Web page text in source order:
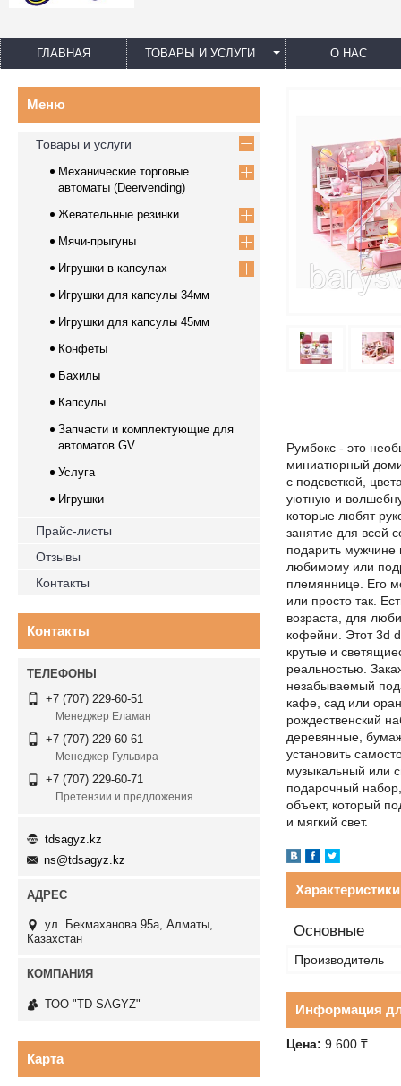
ГЛАВНАЯ ТОВАРЫ И УСЛУГИ О НАС
Румбокс - это
миниатюрный
с подсветкой,
уютную и
которые любят
занятие для всей
подарить
любимому или
племяннице. Его
или просто так.
возраста, для
кофейни. Этот 3d
крутые и
реальностью.
незабываемый
кафе, сад или
рождественский
деревянные,
установить
музыкальный или
подарочный
объект, который
и мягкий свет.
Характеристики
Основные
Производитель
Информация
Цена: 9 600 ₸
Товары и услуги
Механические торговые
автоматы (Deervending)
Жевательные резинки
Мячи-прыгуны
Игрушки в капсулах
Игрушки для капсулы 34мм
Игрушки для капсулы 45мм
Конфеты
Бахилы
Капсулы
Запчасти и комплектующие для
автоматов GV
Услуга
Игрушки
Прайс-листы
Отзывы
Контакты
Контакты
+7 (707) 229-60-51
Менеджер Еламан
+7 (707) 229-60-61
Менеджер Гульвира
+7 (707) 229-60-71
Претензии и предложения
tdsagyz.kz
ns@tdsagyz.kz
ул. Бекмаханова 95а, Алматы,
Казахстан
ТОО "TD SAGYZ"
Карта